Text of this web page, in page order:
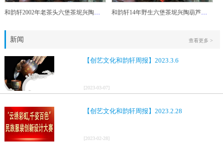
和韵轩2002年老茶头六堡茶坭兴陶葫芦茶罐 和韵轩14年野生六堡茶坭兴陶葫芦茶罐
新闻
【创艺文化和韵轩周报】2023.3.6
[2023-03-07]
【创艺文化和韵轩周报】2023.2.28
[2023-02-28]
查看更多 >